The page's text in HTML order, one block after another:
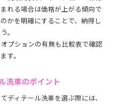
れる場合は価格が上がる傾向で
かを明確にすることで、納得し
。
プションの有無も比較表で確認
す。
洗車のポイント
ディテール洗車を選ぶ際には、